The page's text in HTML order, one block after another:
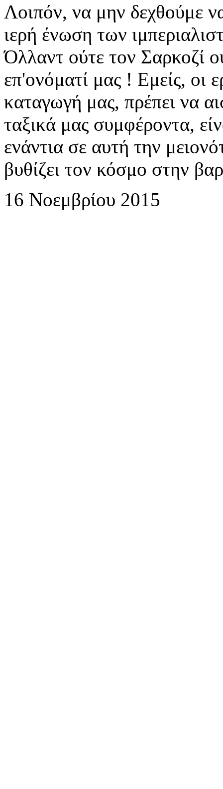
Λοιπόν, να μην δεχθούμε
ιερή ένωση των
Όλλαντ ούτε τον Σαρκοζί
επ'ονόματί μας ! Εμείς, οι
καταγωγή μας, πρέπει να
ταξικά μας συμφέροντα,
ενάντια σε αυτή την
βυθίζει τον κόσμο στην
16 Νοεμβρίου 2015